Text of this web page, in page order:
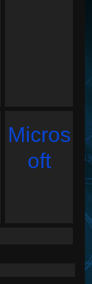
Micros
oft